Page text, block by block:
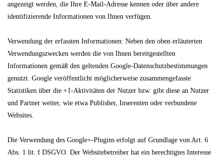
angezeigt werden, die Ihre E-Mail-Adresse kennen oder über andere
identifizierende Informationen von Ihnen verfügen.
Verwendung der erfassten Informationen: Neben den oben erläuterten
Verwendungszwecken werden die von Ihnen bereitgestellten
Informationen gemäß den geltenden Google-Datenschutzbestimmungen
genutzt. Google veröffentlicht möglicherweise zusammengefasste
Statistiken über die +1-Aktivitäten der Nutzer bzw. gibt diese an Nutzer
und Partner weiter, wie etwa Publisher, Inserenten oder verbundene
Websites.
Die Verwendung des Google+-Plugins erfolgt auf Grundlage von Art. 6
Abs. 1 lit. f DSGVO. Der Websitebetreiber hat ein berechtigtes Interesse